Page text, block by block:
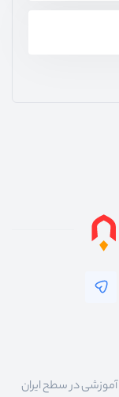
در سطح ایران